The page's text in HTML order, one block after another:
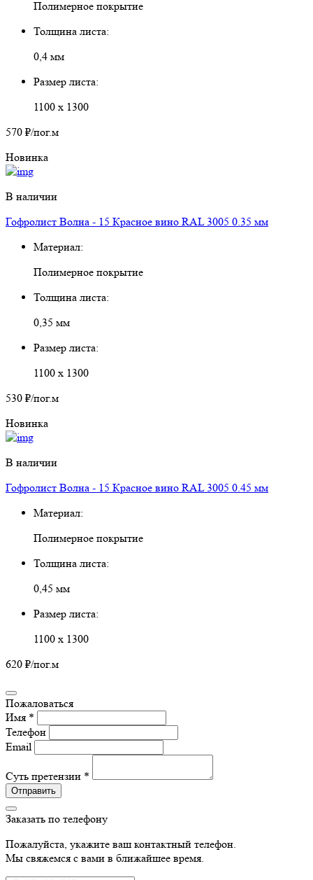
Полимерное покрытие
Толщина листа:
0,4 мм
Размер листа:
1100 х 1300
570 ₽/пог.м
Новинка
В наличии
Гофролист Волна - 15 Красное вино RAL 3005 0.35 мм
Материал:
Полимерное покрытие
Толщина листа:
0,35 мм
Размер листа:
1100 х 1300
530 ₽/пог.м
Новинка
В наличии
Гофролист Волна - 15 Красное вино RAL 3005 0.45 мм
Материал:
Полимерное покрытие
Толщина листа:
0,45 мм
Размер листа:
1100 х 1300
620 ₽/пог.м
Пожаловаться
Имя *
Телефон
Email
Суть претензии *
Отправить
Заказать по телефону
Пожалуйста, укажите ваш контактный телефон.
Мы свяжемся с вами в ближайшее время.